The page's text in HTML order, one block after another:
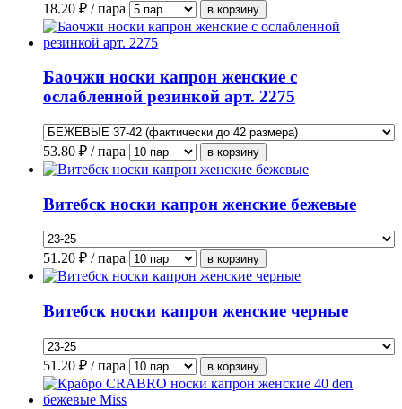
18.20 ₽ / пара
Баочжи носки капрон женские с
ослабленной резинкой арт. 2275
53.80 ₽ / пара
Витебск носки капрон женские бежевые
51.20 ₽ / пара
Витебск носки капрон женские черные
51.20 ₽ / пара